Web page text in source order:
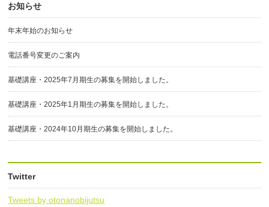
お知らせ
年末年始のお知らせ
電話番号変更のご案内
基礎講座・2025年7月期生の募集を開始しました。
基礎講座・2025年1月期生の募集を開始しました。
基礎講座・2024年10月期生の募集を開始しました。
Twitter
Tweets by otonanobijutsu